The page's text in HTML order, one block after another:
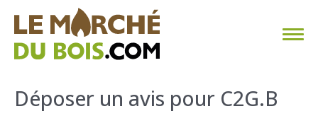
CHAUFFAGE AU BOIS
Déposer un avis pour C2G.B